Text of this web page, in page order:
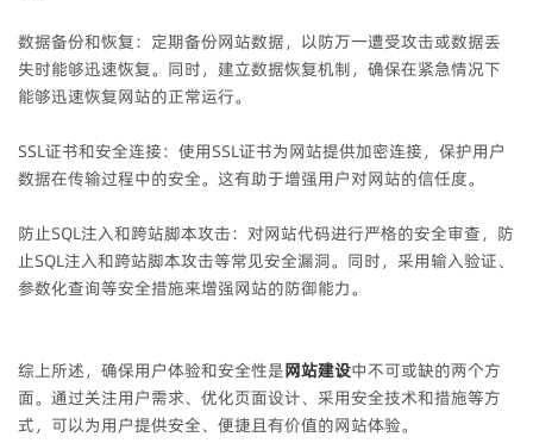
数据备份和恢复：定期备份网站数据，以防万一遭受攻击或数据丢
失时能够迅速恢复。同时，建立数据恢复机制，确保在紧急情况下
能够迅速恢复网站的正常运行。
SSL证书和安全连接：使用SSL证书为网站提供加密连接，保护用户
数据在传输过程中的安全。这有助于增强用户对网站的信任度。
防止SQL注入和跨站脚本攻击：对网站代码进行严格的安全审查，防
止SQL注入和跨站脚本攻击等常见安全漏洞。同时，采用输入验证、
参数化查询等安全措施来增强网站的防御能力。
综上所述，确保用户体验和安全性是网站建设中不可或缺的两个方
面。通过关注用户需求、优化页面设计、采用安全技术和措施等方
式，可以为用户提供安全、便捷且有价值的网站体验。